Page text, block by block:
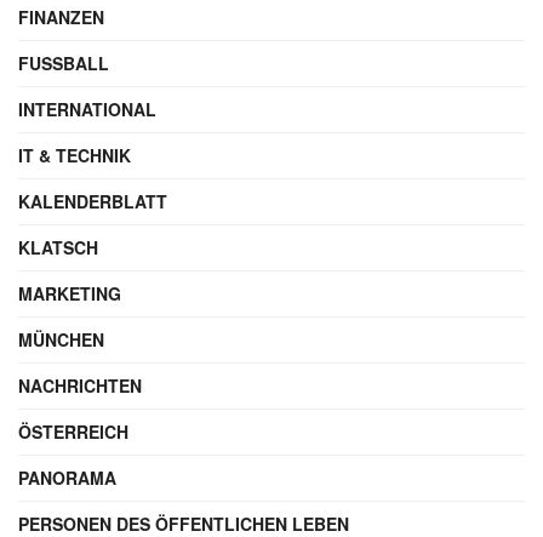
FINANZEN
FUSSBALL
INTERNATIONAL
IT & TECHNIK
KALENDERBLATT
KLATSCH
MARKETING
MÜNCHEN
NACHRICHTEN
ÖSTERREICH
PANORAMA
PERSONEN DES ÖFFENTLICHEN LEBEN